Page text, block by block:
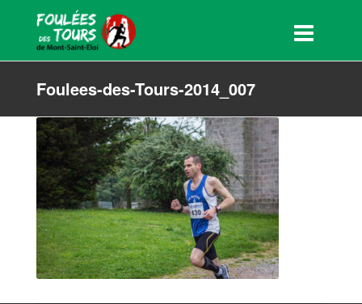
Foulees-des-Tours-2014_007